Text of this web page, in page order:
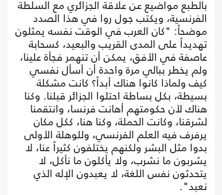
بالطبع مواضيع عن علاقة الجزائري مع السلطة
الفرنسية، ويكتب جول روا في هذا الصدد
موضحاً: "كان العرب في الوقت نفسه يمثلون
تهديداً على المدى القريب والبعيد، كسحابة
عاصفة في الأفق، يمكن أن تنهمر فجأة علينا،
ولم يخطر ببالي مرة واحدة أن أسأل نفسي
كيف ولماذا كانوا هناك أبداً؟ كانت مشكلة
بسيطة، بكل بساطة احتلوا الجزائر قبلنا. وكنا
هناك لأن حكومتهم أهانت فرنسا، وانتقمنا
لشرقنا، وكانت الحملة، وكنا هنا، ككل مكان
يرفرف فيه العلم الفرنسي، وللوهلة الأولى
بدوا مثل البشر ولكنهم يختلفون كثيراً عنا، لا
يشربون ما نشرب، ولا يأكلون ما نأكل، لا
يتحدثون نفس اللغة، لا يعبدون الإله الذي
نعبد".